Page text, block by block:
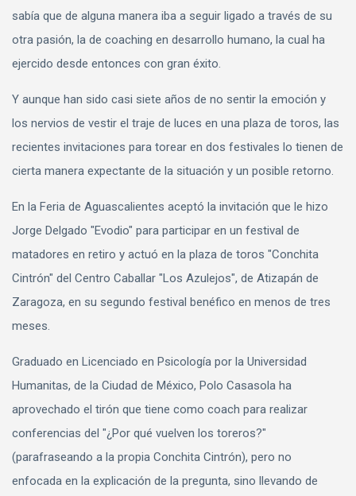
sabía que de alguna manera iba a seguir ligado a través de su
otra pasión, la de coaching en desarrollo humano, la cual ha
ejercido desde entonces con gran éxito.
Y aunque han sido casi siete años de no sentir la emoción y
los nervios de vestir el traje de luces en una plaza de toros, las
recientes invitaciones para torear en dos festivales lo tienen de
cierta manera expectante de la situación y un posible retorno.
En la Feria de Aguascalientes aceptó la invitación que le hizo
Jorge Delgado "Evodio" para participar en un festival de
matadores en retiro y actuó en la plaza de toros "Conchita
Cintrón" del Centro Caballar "Los Azulejos", de Atizapán de
Zaragoza, en su segundo festival benéfico en menos de tres
meses.
Graduado en Licenciado en Psicología por la Universidad
Humanitas, de la Ciudad de México, Polo Casasola ha
aprovechado el tirón que tiene como coach para realizar
conferencias del "¿Por qué vuelven los toreros?"
(parafraseando a la propia Conchita Cintrón), pero no
enfocada en la explicación de la pregunta, sino llevando de